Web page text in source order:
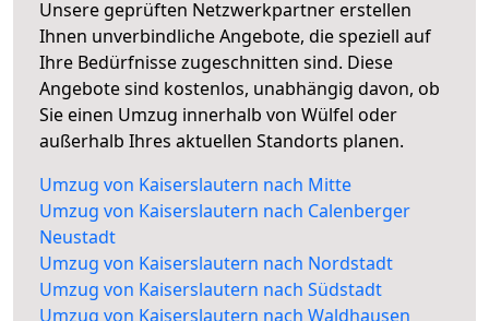
Unsere geprüften Netzwerkpartner erstellen
Ihnen unverbindliche Angebote, die speziell auf
Ihre Bedürfnisse zugeschnitten sind. Diese
Angebote sind kostenlos, unabhängig davon, ob
Sie einen Umzug innerhalb von Wülfel oder
außerhalb Ihres aktuellen Standorts planen.
Umzug von Kaiserslautern nach Mitte
Umzug von Kaiserslautern nach Calenberger
Neustadt
Umzug von Kaiserslautern nach Nordstadt
Umzug von Kaiserslautern nach Südstadt
Umzug von Kaiserslautern nach Waldhausen